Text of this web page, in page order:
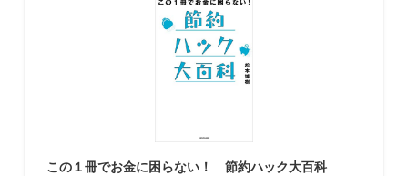
この１冊でお金に困らない！ 節約ハック大百科